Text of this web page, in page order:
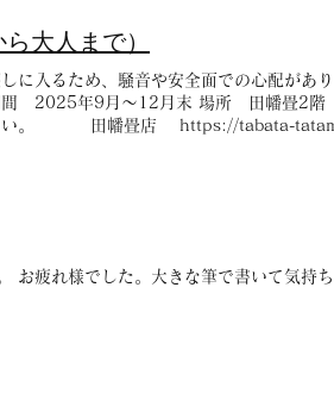
大人まで）
に入るため、騒音や安全面での心配があ
期間 2025年9月〜12月末 場所 田幡畳
い。 田幡畳店 https://tabata-
お疲れ様でした。大きな筆で書いて気持